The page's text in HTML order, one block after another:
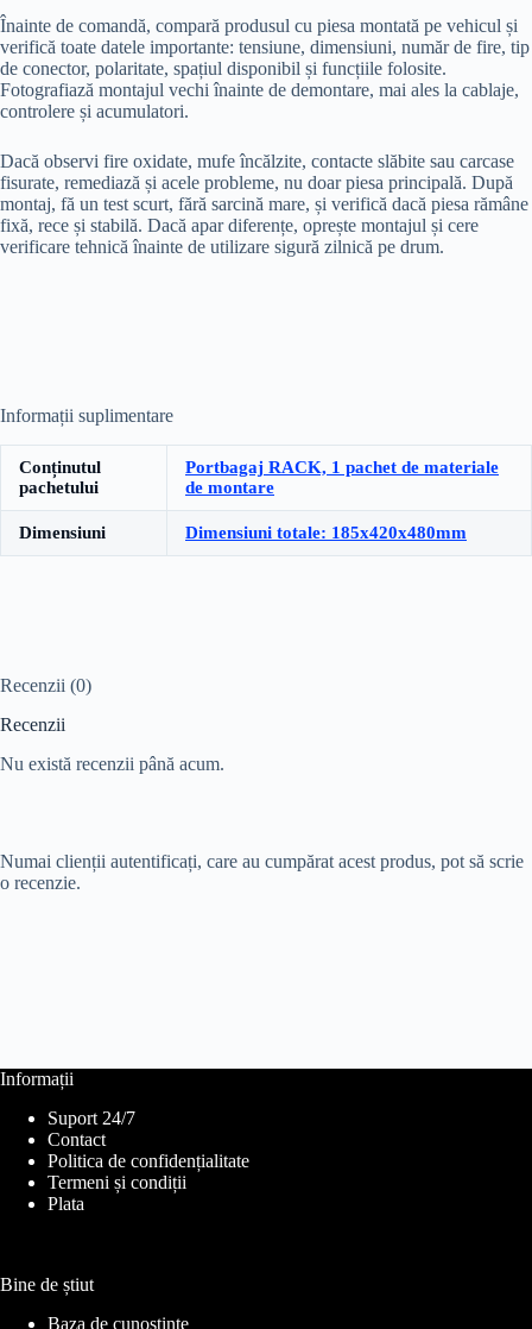
Înainte de comandă, compară produsul cu piesa montată pe vehicul și
verifică toate datele importante: tensiune, dimensiuni, număr de fire, tip
de conector, polaritate, spațiul disponibil și funcțiile folosite.
Fotografiază montajul vechi înainte de demontare, mai ales la cablaje,
controlere și acumulatori.
Dacă observi fire oxidate, mufe încălzite, contacte slăbite sau carcase
fisurate, remediază și acele probleme, nu doar piesa principală. După
montaj, fă un test scurt, fără sarcină mare, și verifică dacă piesa rămâne
fixă, rece și stabilă. Dacă apar diferențe, oprește montajul și cere
verificare tehnică înainte de utilizare sigură zilnică pe drum.
Informații suplimentare
Conținutul
pachetului
Portbagaj RACK, 1 pachet de materiale
de montare
Dimensiuni Dimensiuni totale: 185x420x480mm
Recenzii (0)
Recenzii
Nu există recenzii până acum.
Numai clienții autentificați, care au cumpărat acest produs, pot să scrie
o recenzie.
Informații
Suport 24/7
Contact
Politica de confidențialitate
Termeni și condiții
Plata
Bine de știut
Baza de cunoștințe